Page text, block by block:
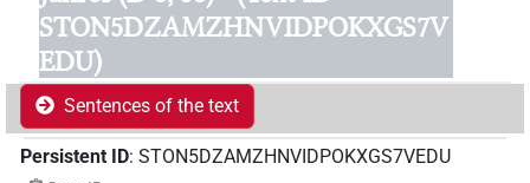
STON5DZAMZHNVIDPOKXGS7V
EDU)
Sentences of the text
Persistent ID: STON5DZAMZHNVIDPOKXGS7VEDU